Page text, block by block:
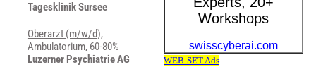
Tagesklinik Sursee
Oberarzt (m/w/d),
Ambulatorium, 60-80%
Luzerner Psychiatrie AG